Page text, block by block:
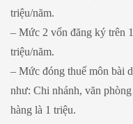
triệu/năm.
– Mức 2 vốn đăng ký trên
triệu/năm.
– Mức đóng thuế môn bài
như: Chi nhánh, văn
hàng là 1 triệu.